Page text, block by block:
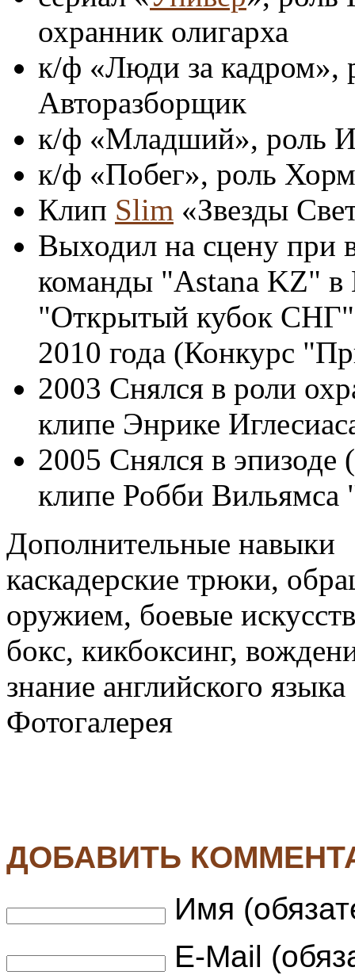
охранник олигарха
к/ф «Люди за кадром»,
Авторазборщик
к/ф «Младший», роль
к/ф «Побег», роль
Клип Slim «Звезды
Выходил на сцену при
команды "Astana KZ"
"Открытый кубок
2010 года (Конкурс
2003 Снялся в роли
клипе Энрике
2005 Снялся в эпизоде
клипе Робби
Дополнительные навыки
каскадерские трюки,
оружием, боевые
бокс, кикбоксинг,
знание английского языка
Фотогалерея
ДОБАВИТЬ
Имя
E-Mail